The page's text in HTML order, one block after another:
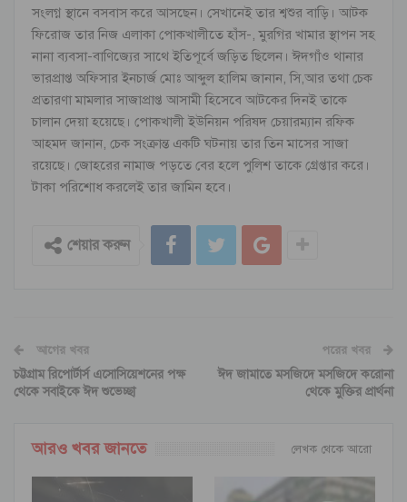
সংলগ্ন স্থানে বসবাস করে আসছেন। সেখানেই তার শ্বশুর বাড়ি। আটক
ফিরোজ তার নিজ এলাকা পোকখালীতে হাঁস-, মুরগির খামার স্থাপন সহ
নানা ব্যবসা-বাণিজ্যের সাথে ইতিপূর্বে জড়িত ছিলেন। ঈদগাঁও থানার
ভারপ্রাপ্ত অফিসার ইনচার্জ মোঃ আব্দুল হালিম জানান, সি,আর তথা চেক
প্রতারণা মামলার সাজাপ্রাপ্ত আসামী হিসেবে আটকের দিনই তাকে
চালান দেয়া হয়েছে। পোকখালী ইউনিয়ন পরিষদ চেয়ারম্যান রফিক
আহমদ জানান, চেক সংক্রান্ত একটি ঘটনায় তার তিন মাসের সাজা
রয়েছে। জোহরের নামাজ পড়তে বের হলে পুলিশ তাকে গ্রেপ্তার করে।
টাকা পরিশোধ করলেই তার জামিন হবে।
শেয়ার করুন
আগের খবর
চট্টগ্রাম রিপোর্টার্স এসোসিয়েশনের পক্ষ
থেকে সবাইকে ঈদ শুভেচ্ছা
পরের খবর
ঈদ জামাতে মসজিদে মসজিদে করোনা
থেকে মুক্তির প্রার্থনা
আরও খবর জানতে লেখক থেকে আরো